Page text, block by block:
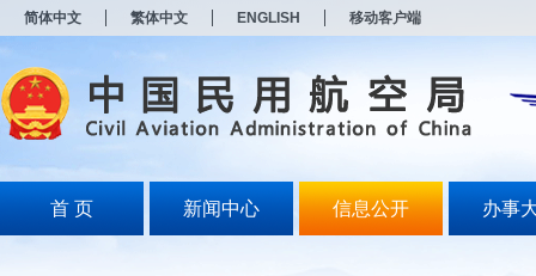
简体中文 繁体中文 ENGLISH 移动客户端
首 页 新闻中心 信息公开 办事
打
开
无
障
说